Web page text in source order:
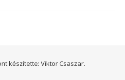
készítette: Viktor Csaszar.